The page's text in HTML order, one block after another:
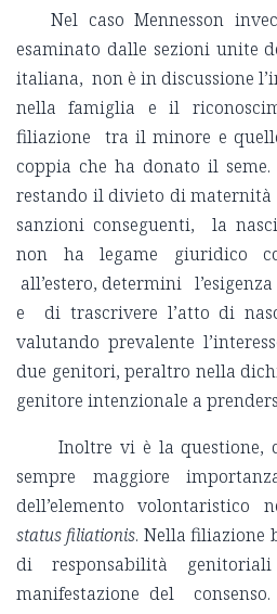
Nel caso Mennesson
esaminato dalle sezioni unite
italiana, non è in discussione
nella famiglia e il
filiazione tra il minore e
coppia che ha donato il
restando il divieto di maternità
sanzioni conseguenti, la
non ha legame giuridico
all’estero, determini
e di trascrivere l’atto di
valutando prevalente
due genitori, peraltro nella
genitore intenzionale a
Inoltre vi è la questione,
sempre maggiore
dell’elemento volontaristico
status filiationis. Nella filiazione
di responsabilità
manifestazione del